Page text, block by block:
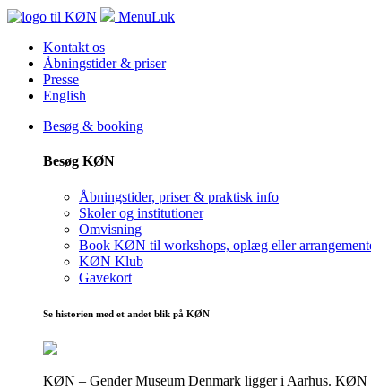
MenuLuk
Kontakt os
Åbningstider & priser
Presse
English
Besøg & booking
Besøg KØN
Åbningstider, priser & praktisk info
Skoler og institutioner
Omvisning
Book KØN til workshops, oplæg eller
KØN Klub
Gavekort
Se historien med et andet blik på KØN
KØN – Gender Museum Denmark ligger i Aarhus. KØN